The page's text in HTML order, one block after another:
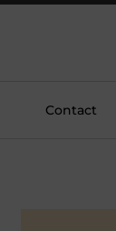
Contact